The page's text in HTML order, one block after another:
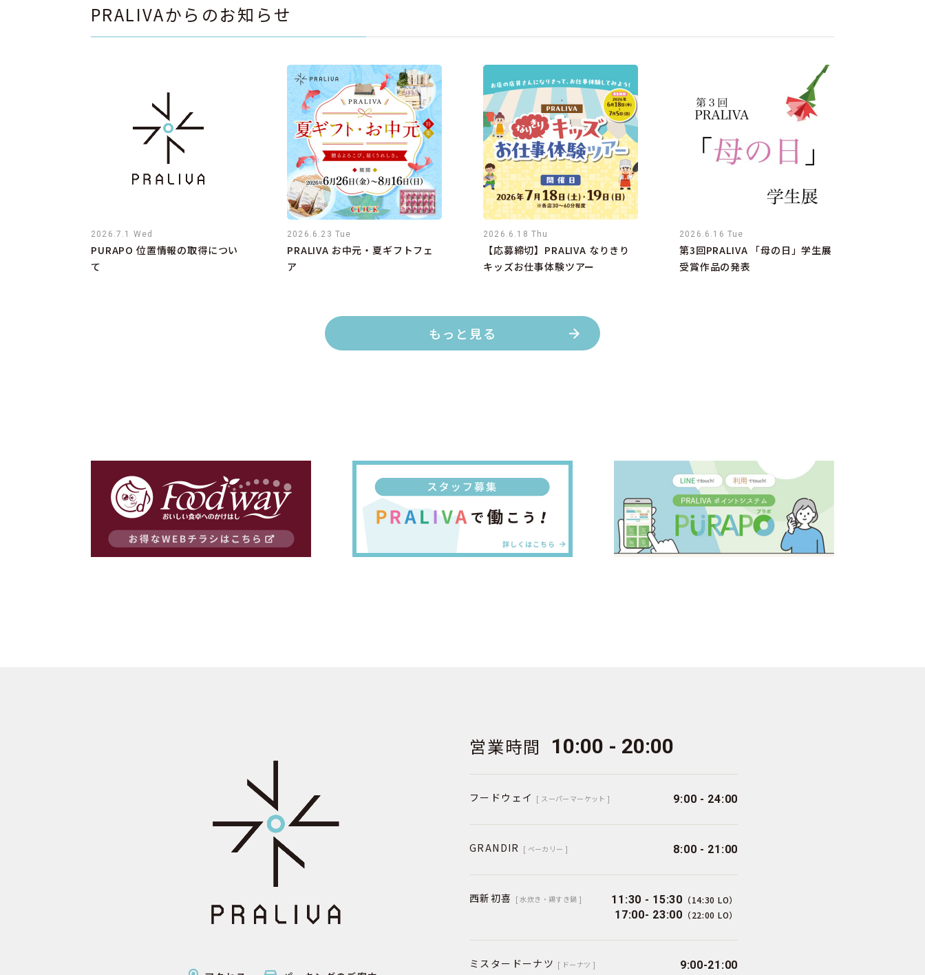
PRALIVAからのお知らせ
2026.7.1 Wed
PURAPO 位置情報の取得につい
て
2026.6.23 Tue
PRALIVA お中元・夏ギフトフェ
ア
2026.6.18 Thu
【応募締切】PRALIVA なりきり
キッズお仕事体験ツアー
2026.6.16 Tue
第3回PRALIVA 「母の日」学生展
受賞作品の発表
もっと見る
営業時間 10:00 - 20:00
フードウェイ [ スーパーマーケット ] 9:00 - 24:00
GRANDIR [ ベーカリー ] 8:00 - 21:00
西新初喜 [ 水炊き・鶏すき鍋 ] 11:30 - 15:30 （14:30 LO）
17:00- 23:00 （22:00 LO）
ミスタードーナツ [ ドーナツ ] 9:00-21:00